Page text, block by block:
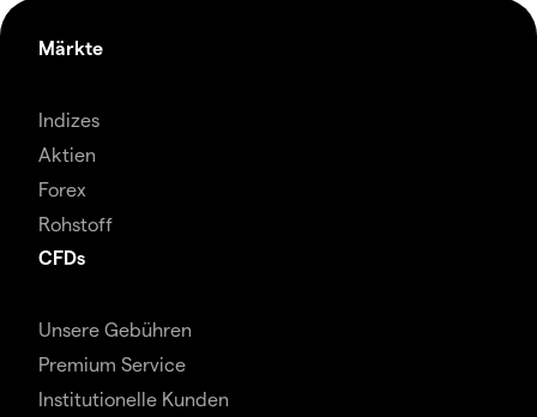
Märkte
Indizes
Aktien
Forex
Rohstoff
CFDs
Unsere Gebühren
Premium Service
Institutionelle Kunden